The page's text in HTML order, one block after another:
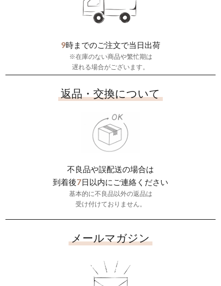
9時までのご注文で当日出荷
※在庫のない商品や繁忙期は
遅れる場合がございます。
返品・交換について
不良品や誤配送の場合は
到着後7日以内にご連絡ください
基本的に不良品以外の返品は
受け付けておりません。
メールマガジン